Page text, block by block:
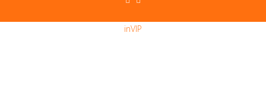
inVIP